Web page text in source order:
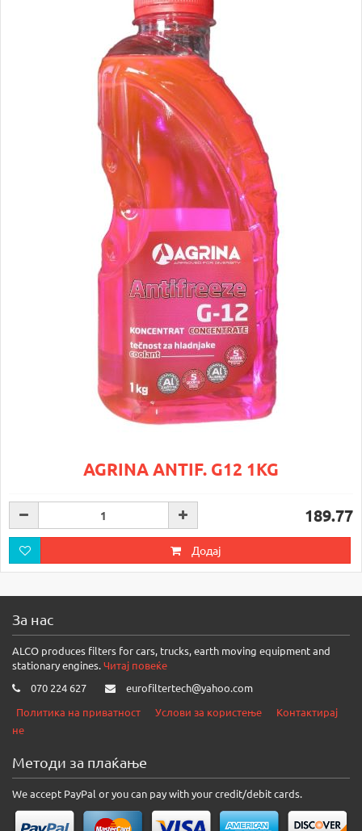
AGRINA ANTIF. G12 1KG
189.77
Додај
За нас
ALCO produces filters for cars, trucks, earth moving equipment and
stationary engines.Читај повеќе
070 224 627
eurofiltertech@yahoo.com
Политика на приватност
Услови за користење
Контактирај
не
Методи за плаќање
We accept PayPal or you can pay with your credit/debit cards.